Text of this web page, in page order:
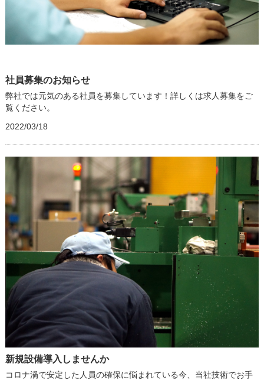
社員募集のお知らせ
弊社では元気のある社員を募集しています！詳しくは求人募集をご
覧ください。
2022/03/18
新規設備導入しませんか
コロナ渦で安定した人員の確保に悩まれている今、当社技術でお手